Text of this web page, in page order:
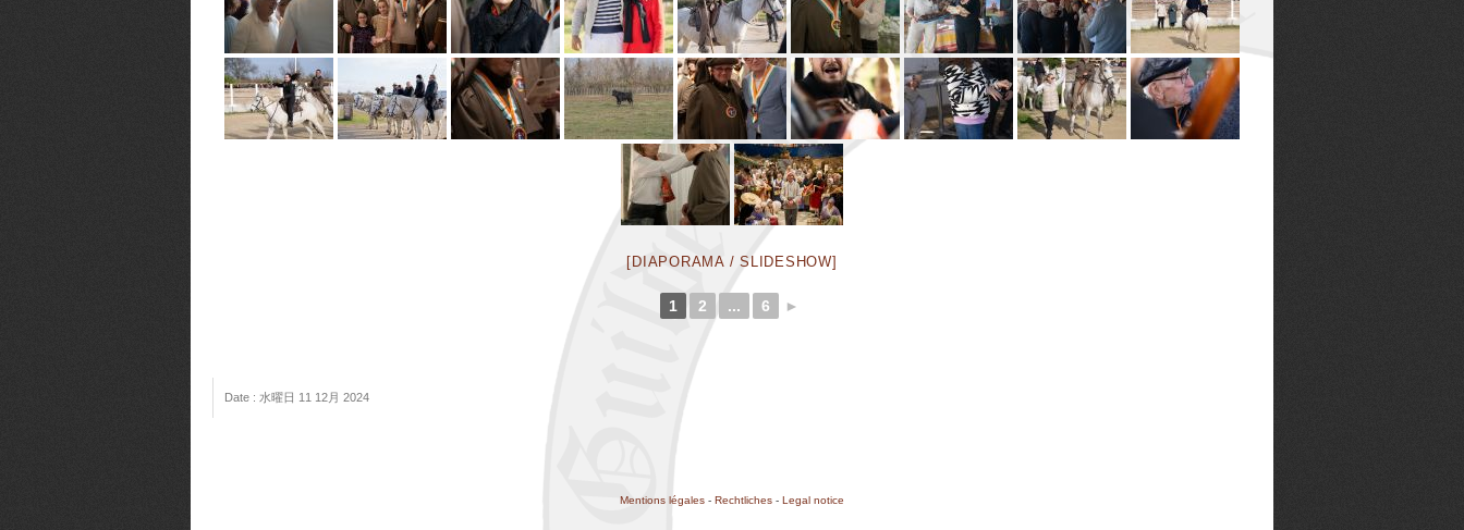
[DIAPORAMA / SLIDESHOW]
1 2 ... 6 ►
Date : 水曜日 11 12月 2024
Mentions légales - Rechtliches - Legal notice